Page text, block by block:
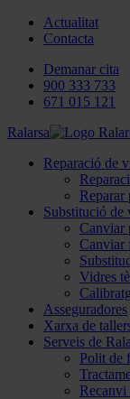
Actualitat
Contacta
Demanar cita
900 333 733
671 015 121
Ralarsa
Reparació de
Reparar
Substitució de
Canviar
Canviar
Vidres
Asseguradores
Xarxa de
Serveis de
Polit de
Recanvi